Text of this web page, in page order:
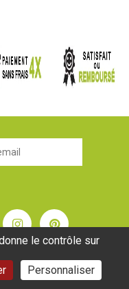
InstagramPinterest
le contrôle sur
Personnaliser